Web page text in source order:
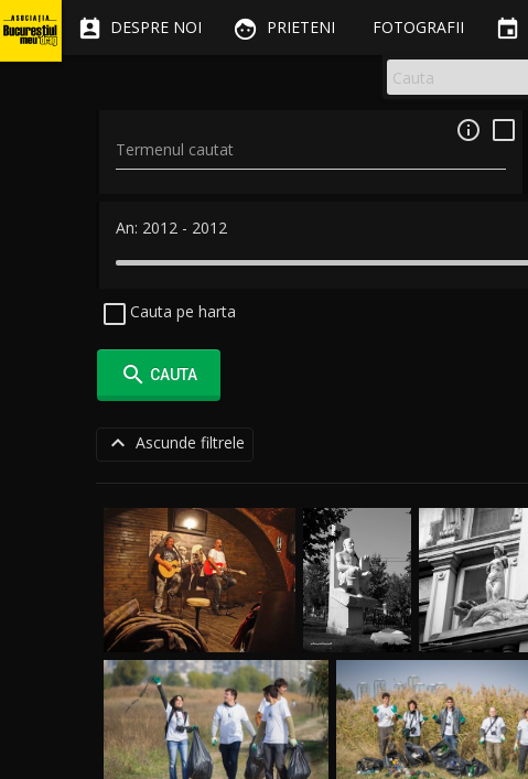
 DESPRE NOI  PRIETENI FOTOGRAFII 
Termenul cautat

An: 2012 - 2012
Cauta pe harta
 CAUTA
 Ascunde filtrele